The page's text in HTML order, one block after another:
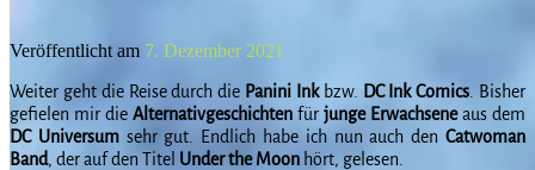
Veröffentlicht am 7. Dezember 2021
Weiter geht die Reise durch die Panini Ink bzw. DC Ink Comics . Bisher
gefielen mir die Alternativgeschichten für junge Erwachseneaus dem
DC Universumsehr gut. Endlich habe ich nun auch denCatwoman
Band, der auf den Titel Under the Moon hört, gelesen.